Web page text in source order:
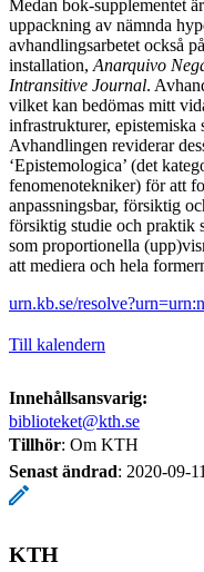
Medan bok-supplementet
uppackning av nämnda
avhandlingsarbetet också
installation, Anarquivo
Intransitive Journal.
vilket kan bedömas mitt
infrastrukturer, epistemiska
Avhandlingen reviderar
‘Epistemologica’ (det
fenomenotekniker) för att
anpassningsbar, försiktig
försiktig studie och praktik
som proportionella
att mediera och hela
urn.kb.se/
Till kalendern
Innehållsansvarig:
biblioteket@kth.se
Tillhör: Om KTH
Senast ändrad: 2020-09-11
KTH